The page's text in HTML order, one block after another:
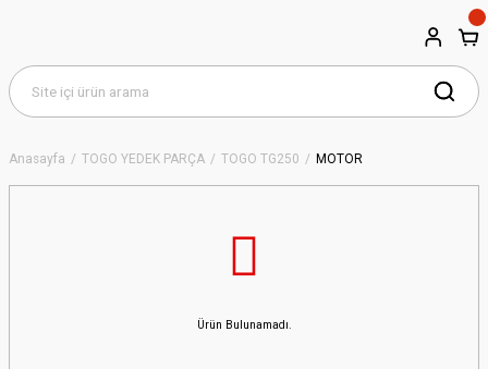
Anasayfa TOGO YEDEK PARÇA TOGO TG250 MOTOR
Ürün Bulunamadı.